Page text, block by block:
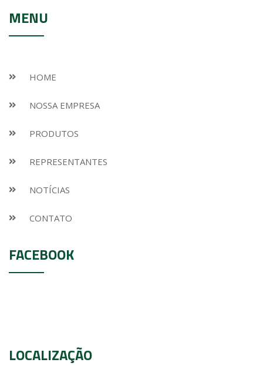
MENU
HOME
NOSSA EMPRESA
PRODUTOS
REPRESENTANTES
NOTÍCIAS
CONTATO
FACEBOOK
LOCALIZAÇÃO